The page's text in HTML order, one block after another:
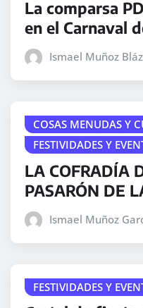
La comparsa
en el Carnaval
Ismael Muñoz
COSAS MENUDAS Y
FESTIVIDADES Y
LA COFRADÍA
PASARÓN DE
Ismael Muñoz
FESTIVIDADES Y